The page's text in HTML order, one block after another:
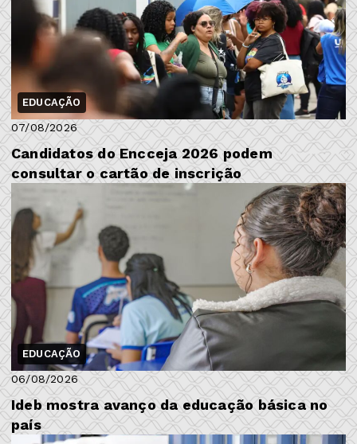
EDUCAÇÃO
07/08/2026
Candidatos do Encceja 2026 podem
consultar o cartão de inscrição
EDUCAÇÃO
06/08/2026
Ideb mostra avanço da educação básica no
país